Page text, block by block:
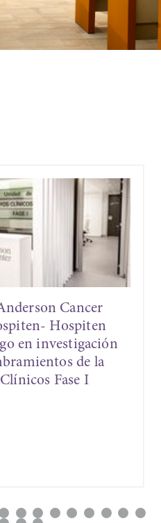
MD Anderson Cancer
– Hospiten, gracias al
DAISY,
digital del
España con la